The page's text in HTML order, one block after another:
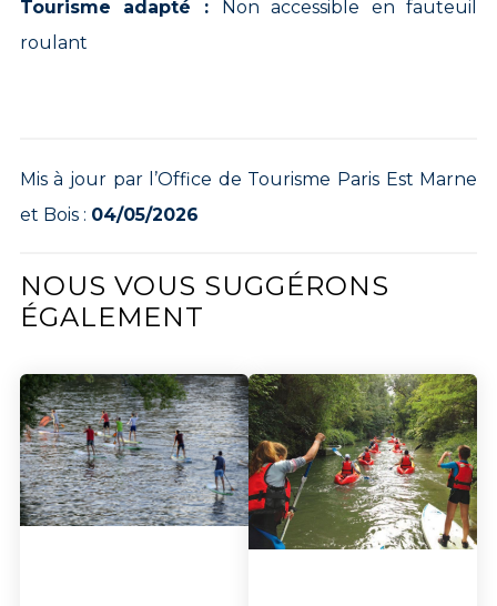
Tourisme adapté :
Non accessible en fauteuil
roulant
Mis à jour par l’Office de Tourisme Paris Est Marne
et Bois : 04/05/2026
NOUS VOUS SUGGÉRONS
ÉGALEMENT